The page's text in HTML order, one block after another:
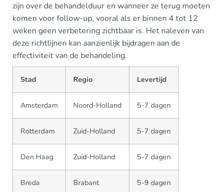
zijn over de behandelduur en wanneer ze terug moeten
komen voor follow-up, vooral als er binnen 4 tot 12
weken geen verbetering zichtbaar is. Het naleven van
deze richtlijnen kan aanzienlijk bijdragen aan de
effectiviteit van de behandeling.
Stad Regio Levertijd
Amsterdam Noord-Holland 5-7 dagen
Rotterdam Zuid-Holland 5-7 dagen
Den Haag Zuid-Holland 5-7 dagen
Breda Brabant 5-9 dagen